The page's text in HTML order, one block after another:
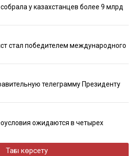
у казахстанцев более 9 млрд
стал победителем международного
телеграмму Президенту
ожидаются в четырех
Тағы көрсету